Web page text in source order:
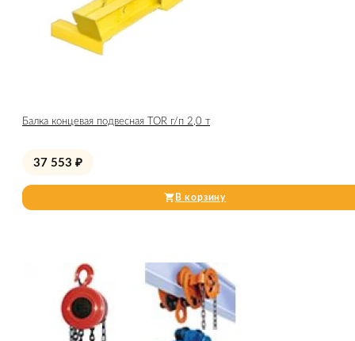
Балка концевая подвесная TOR г/п 2,0 т
37 553 ₽
В корзину